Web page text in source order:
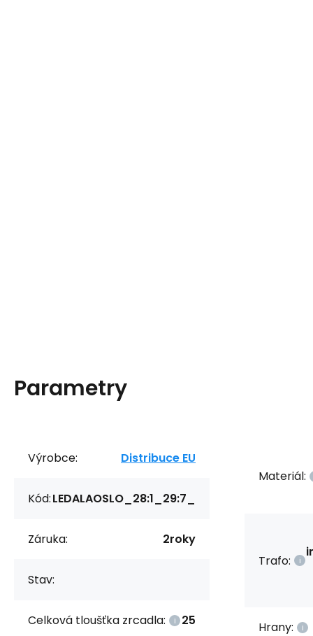
Parametry
Výrobce: Distribuce EU
Kód:LEDALAOSLO_28:1_29:7_
Záruka: 2roky
Stav:
Celková tloušťka zrcadla: 25
Materiál:
Trafo:
Hrany: